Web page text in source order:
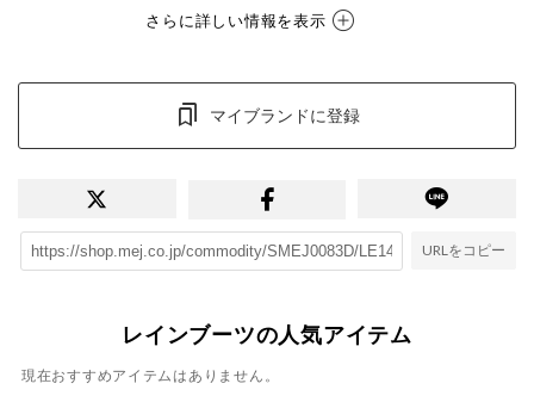
さらに詳しい情報を表示
マイブランドに登録
URLをコピー
レインブーツの人気アイテム
現在おすすめアイテムはありません。